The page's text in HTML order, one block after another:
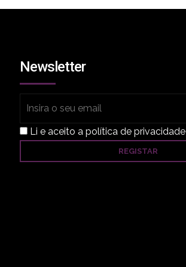
Newsletter
Li e aceito a política de privacidade